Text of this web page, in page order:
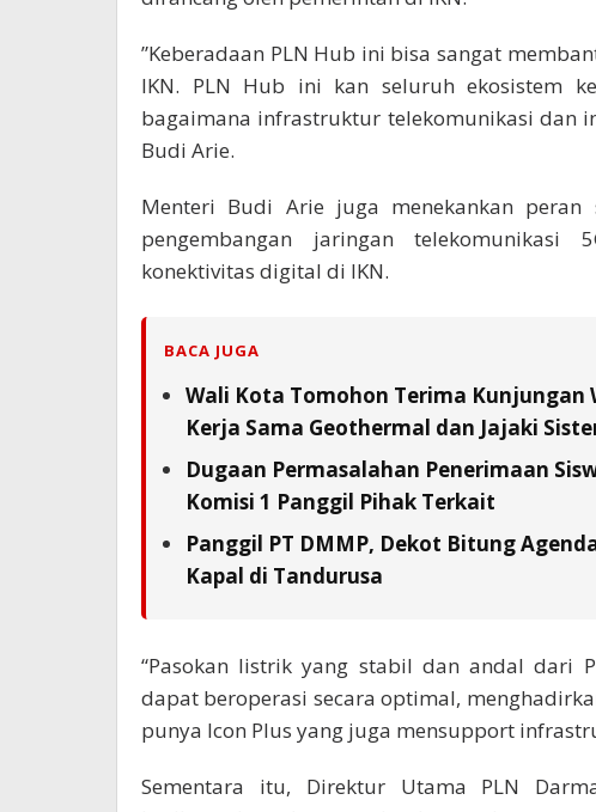
”Keberadaan PLN Hub ini bisa sangat
IKN. PLN Hub ini kan seluruh ekosistem
bagaimana infrastruktur telekomunikasi dan
Budi Arie.
Menteri Budi Arie juga menekankan
pengembangan jaringan
konektivitas digital di IKN.
BACA JUGA
Wali Kota Tomohon Terima Kunjungan
Kerja Sama Geothermal dan Jajaki
Dugaan Permasalahan Penerimaan
Komisi 1 Panggil Pihak Terkait
Panggil PT DMMP, Dekot Bitung
Kapal di Tandurusa
“Pasokan listrik yang stabil dan andal dari
dapat beroperasi secara optimal,
punya Icon Plus yang juga mensupport
Sementara itu, Direktur Utama PLN